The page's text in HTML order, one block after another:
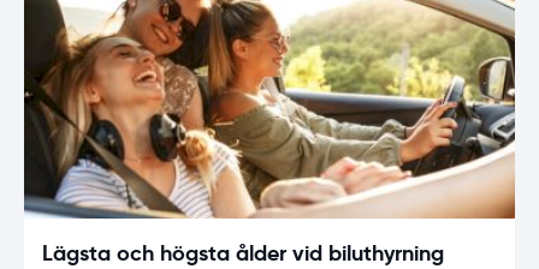
Lägsta och högsta ålder vid biluthyrning